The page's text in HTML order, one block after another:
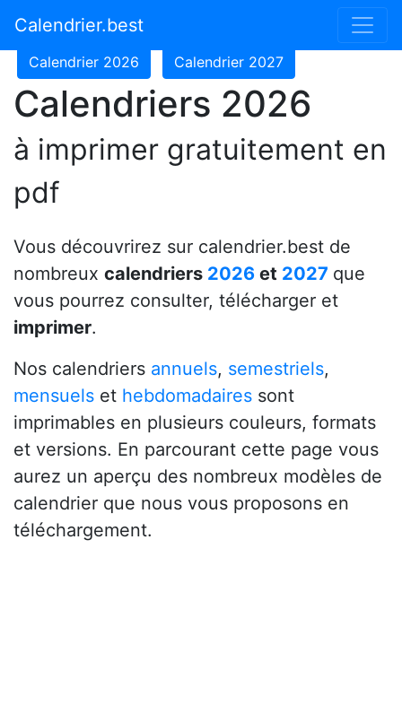
Calendrier.best
Calendrier 2024
Calendrier 2026 Calendrier 2027
Calendriers 2026
à imprimer gratuitement en
pdf
Vous découvrirez sur calendrier.best de
nombreux calendriers 2026 et 2027 que
vous pourrez consulter, télécharger et
imprimer.
Nos calendriers annuels, semestriels,
mensuels et hebdomadaires sont
imprimables en plusieurs couleurs, formats
et versions. En parcourant cette page vous
aurez un aperçu des nombreux modèles de
calendrier que nous vous proposons en
téléchargement.